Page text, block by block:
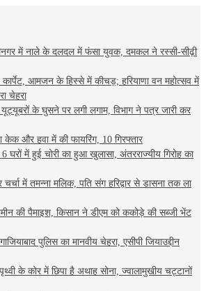
में नाले के दलदल में फंसा युवक, दमकल ने रस्सी-सीढ़ी
कार्पेट, आमजन के हिस्से में कीचड़; हरियाणा वन महोत्सव में
चेहरा
के घुसने पर लगी लगाम, व‍िभाग ने पत्र जारी कर
केक और हवा में की फायरिंग, 10 गिरफ्तार
6 घरों में हुई चोरी का हुआ खुलासा, अंतरराज्यीय गिरोह का
में तमन्ना मलिक, पति संग हरिद्वार से डासना तक ला
की पैमाइश, किसान ने डीएम को ककोड़े की सब्जी भेंट
पुलिस का मानवीय चेहरा, एसीपी जियाउद्दीन
के कोर में छिपा है अथाह सोना, ज्वालामुखीय चट्टानों